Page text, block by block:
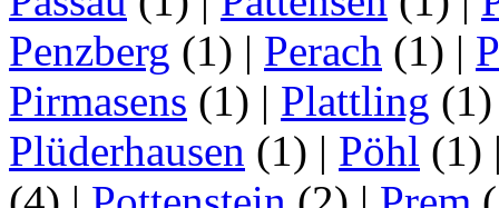
Penzberg (1) | Perach (1) |
Pirmasens (1) | Plattling
Plüderhausen (1) | Pöhl (1)